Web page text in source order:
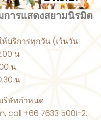
ารแสดงสยามนิรมิต
ห้บริการทุกวัน (เว้นวัน
น
น.
น
ริษัทกำหนด
call +66 7633 5001-2.